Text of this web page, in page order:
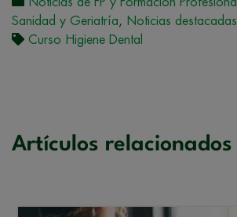
Sanidad y Geriatría, Noticias destacadas
Curso Higiene Dental
Artículos relacionados